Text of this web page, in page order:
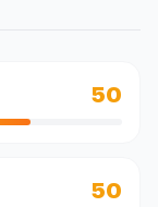
50
50